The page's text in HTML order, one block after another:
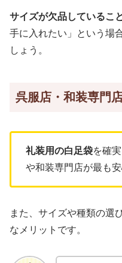
サイズが欠品しているこ
手に入れたい」という場
しょう。
呉服店・和装専門
礼装用の白足袋を確
や和装専門店が最も安
また、サイズや種類の選
なメリットです。